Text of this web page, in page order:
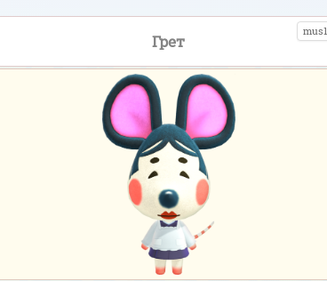
Грет